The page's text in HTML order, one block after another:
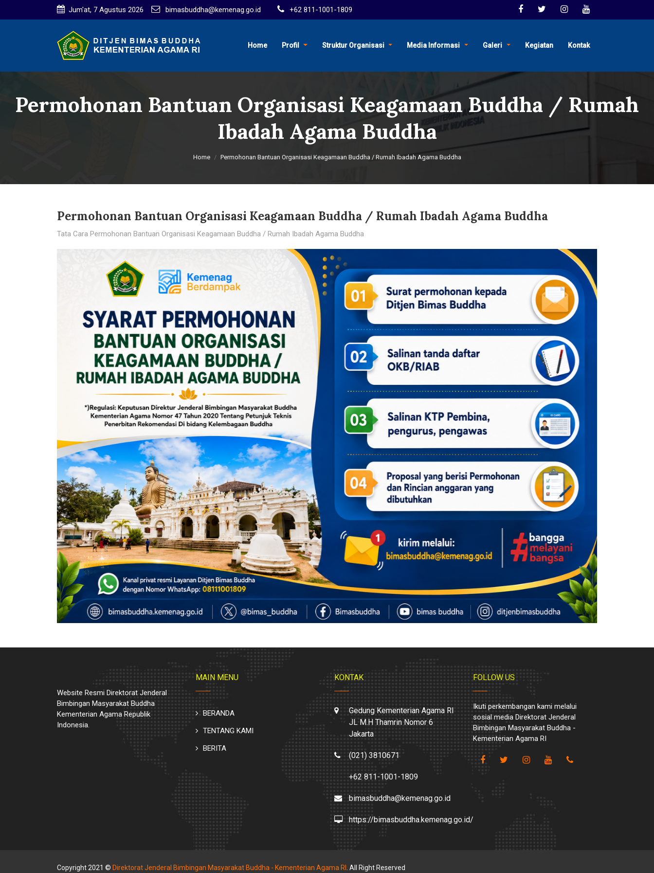
Jum'at, 7 Agustus 2026 bimasbuddha@kemenag.go.id +62 811-1001-1809
Home Profil Struktur Organisasi Media Informasi Galeri Kegiatan Kontak
Permohonan Bantuan Organisasi Keagamaan Buddha / Rumah
Ibadah Agama Buddha
Home Permohonan Bantuan Organisasi Keagamaan Buddha / Rumah Ibadah Agama Buddha
Permohonan Bantuan Organisasi Keagamaan Buddha / Rumah Ibadah Agama Buddha
Tata Cara Permohonan Bantuan Organisasi Keagamaan Buddha / Rumah Ibadah Agama Buddha
Website Resmi Direktorat Jenderal
Bimbingan Masyarakat Buddha
Kementerian Agama Republik
Indonesia.
MAIN MENU
BERANDA
TENTANG KAMI
BERITA
KONTAK
Gedung Kementerian Agama RI
JL M.H Thamrin Nomor 6
Jakarta
(021) 3810671
+62 811-1001-1809
bimasbuddha@kemenag.go.id
https://bimasbuddha.kemenag.go.id/
FOLLOW US
Ikuti perkembangan kami melalui
sosial media Direktorat Jenderal
Bimbingan Masyarakat Buddha -
Kementerian Agama RI
Copyright 2021 © Direktorat Jenderal Bimbingan Masyarakat Buddha - Kementerian Agama RI . All Right Reserved